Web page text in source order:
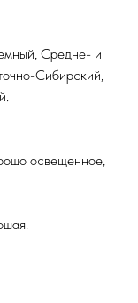
Средне- и
Сибирский,
освещенное,